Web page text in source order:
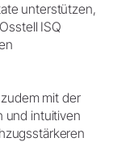
unterstützen,
ISQ
mit der
und intuitiven